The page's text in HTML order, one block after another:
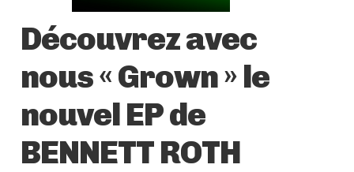
Découvrez avec
nous « Grown » le
nouvel EP de
BENNETT ROTH